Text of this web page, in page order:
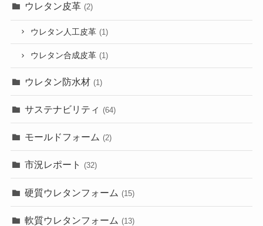
ウレタン皮革 (2)
ウレタン人工皮革 (1)
ウレタン合成皮革 (1)
ウレタン防水材 (1)
サステナビリティ (64)
モールドフォーム (2)
市況レポート (32)
硬質ウレタンフォーム (15)
軟質ウレタンフォーム (13)